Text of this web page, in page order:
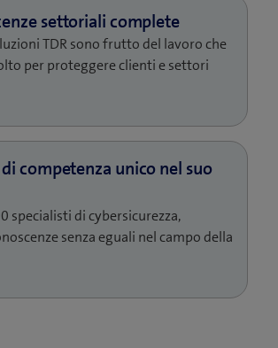
TDR sono frutto del lavoro che
per proteggere clienti e settori
specialisti di cybersicurezza,
senza eguali nel campo della